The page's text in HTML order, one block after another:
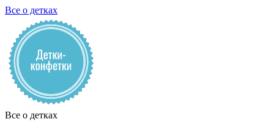
Все о детках
Все о детках